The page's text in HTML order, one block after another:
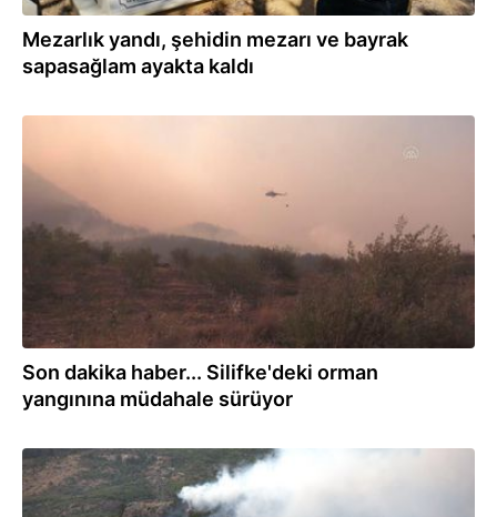
Mezarlık yandı, şehidin mezarı ve bayrak
sapasağlam ayakta kaldı
Son dakika haber... Silifke'deki orman
yangınına müdahale sürüyor
30.07.2021